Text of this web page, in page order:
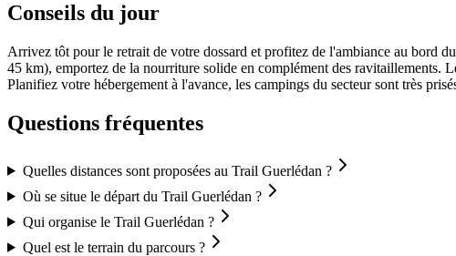
Conseils du jour
Arrivez tôt pour le retrait de votre dossard et profitez de l'ambiance au bord
45 km), emportez de la nourriture solide en complément des ravitaillements.
Planifiez votre hébergement à l'avance, les campings du secteur sont très
Questions fréquentes
Quelles distances sont proposées au Trail Guerlédan ?
Où se situe le départ du Trail Guerlédan ?
Qui organise le Trail Guerlédan ?
Quel est le terrain du parcours ?